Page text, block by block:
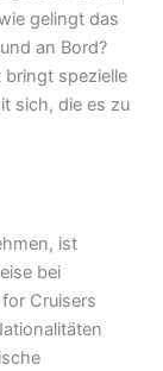
gelingt das
an Bord?
bringt spezielle
sich, die es zu
ist
bei
Cruisers